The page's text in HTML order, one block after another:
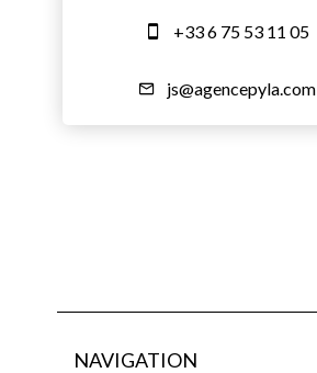
+33 6 75 53 11 05
js@agencepyla.com
NAVIGATION